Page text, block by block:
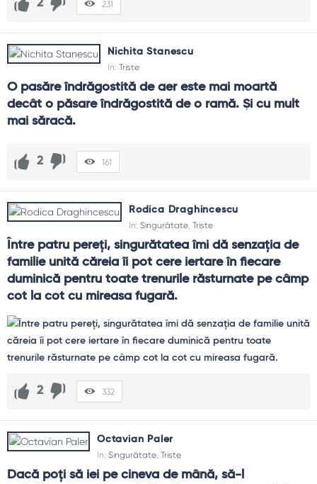
2 231
Nichita Stanescu
In: Triste
O pasăre îndrăgostită de aer este mai moartă
decât o păsare îndrăgostită de o ramă. Şi cu mult
mai săracă.
2 161
Rodica Draghincescu
In: Singurătate Triste
Între patru pereţi, singurătatea îmi dă senzaţia de
familie unită căreia îi pot cere iertare în fiecare
duminică pentru toate trenurile răsturnate pe câmp
cot la cot cu mireasa fugară.
2 332
Octavian Paler
In: Singurătate Triste
Dacă poți să iei pe cineva de mână, să-l